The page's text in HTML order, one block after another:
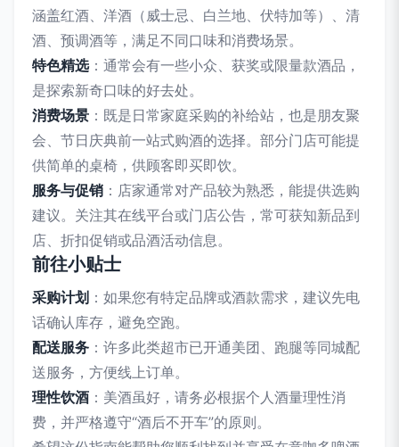
涵盖红酒、洋酒（威士忌、白兰地、伏特加等）、清
酒、预调酒等，满足不同口味和消费场景。
特色精选：通常会有一些小众、获奖或限量款酒品，
是探索新奇口味的好去处。
消费场景 ：既是日常家庭采购的补给站，也是朋友聚
会、节日庆典前一站式购酒的选择。部分门店可能提
供简单的桌椅，供顾客即买即饮。
服务与促销 ：店家通常对产品较为熟悉，能提供选购
建议。关注其在线平台或门店公告，常可获知新品到
店、折扣促销或品酒活动信息。
前往小贴士
采购计划 ：如果您有特定品牌或酒款需求，建议先电
话确认库存，避免空跑。
配送服务 ：许多此类超市已开通美团、跑腿等同城配
送服务，方便线上订单。
理性饮酒 ：美酒虽好，请务必根据个人酒量理性消
费，并严格遵守“酒后不开车”的原则。